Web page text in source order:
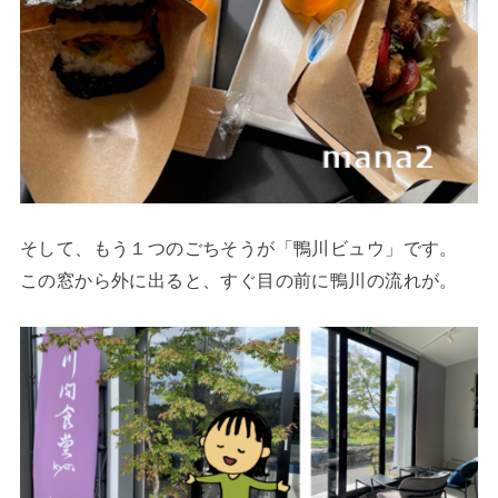
そして、もう１つのごちそうが「鴨川ビュウ」です。
この窓から外に出ると、すぐ目の前に鴨川の流れが。